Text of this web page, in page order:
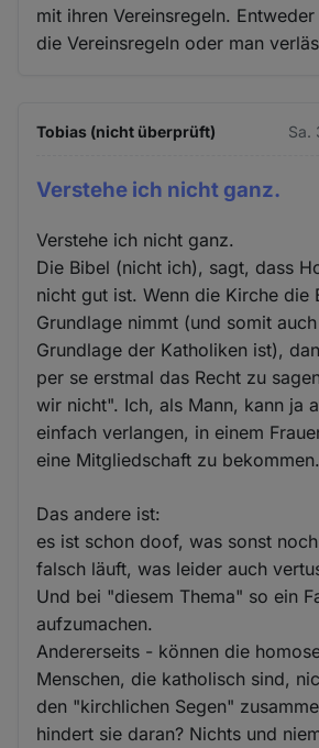
mit ihren Vereinsregeln.
die Vereinsregeln oder man
Tobias (nicht überprüft) Sa.
Verstehe ich nicht ganz.
Verstehe ich nicht ganz.
Die Bibel (nicht ich), sagt, dass
nicht gut ist. Wenn die Kirche die
Grundlage nimmt (und somit
Grundlage der Katholiken ist),
per se erstmal das Recht zu
wir nicht". Ich, als Mann, kann ja
einfach verlangen, in einem
eine Mitgliedschaft zu bekommen.
Das andere ist:
es ist schon doof, was sonst
falsch läuft, was leider auch
Und bei "diesem Thema" so ein
aufzumachen.
Andererseits - können die
Menschen, die katholisch sind,
den "kirchlichen Segen"
hindert sie daran? Nichts und